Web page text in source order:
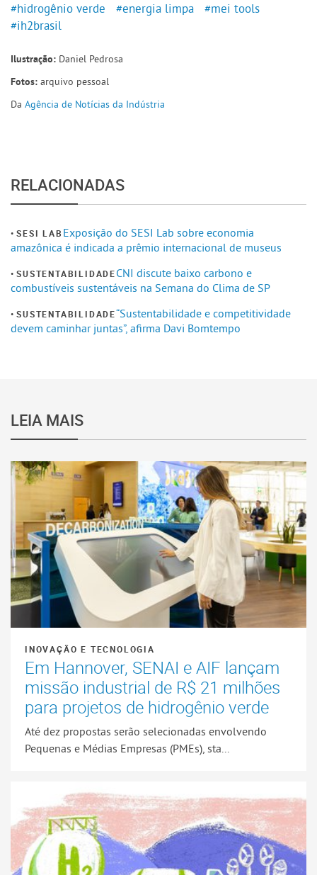
#hidrogênio verde #energia limpa
#mei tools
#ih2brasil
Ilustração: Daniel Pedrosa
Fotos: arquivo pessoal
Da Agência de Notícias da Indústria
RELACIONADAS
SESI LAB Exposição do SESI Lab sobre economia
amazônica é indicada a prêmio internacional de museus
SUSTENTABILIDADECNI discute baixo carbono e
combustíveis sustentáveis na Semana do Clima de SP
SUSTENTABILIDADE“Sustentabilidade e competitividade
devem caminhar juntas”, afirma Davi Bomtempo
LEIA MAIS
INOVAÇÃO E TECNOLOGIA
Em Hannover, SENAI e AIF lançam
missão industrial de R$ 21 milhões
para projetos de hidrogênio verde
Até dez propostas serão selecionadas envolvendo
Pequenas e Médias Empresas (PMEs), sta...